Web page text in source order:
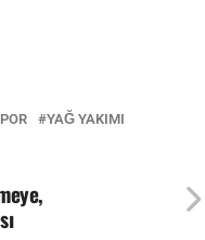
YAĞ YAKIMI